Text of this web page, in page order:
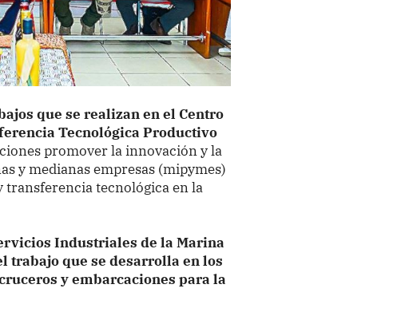
que se realizan en el Centro
Tecnológica Productivo
promover la innovación y la
y medianas empresas (mipymes)
transferencia tecnológica en la
Industriales de la Marina
trabajo que se desarrolla en los
y embarcaciones para la